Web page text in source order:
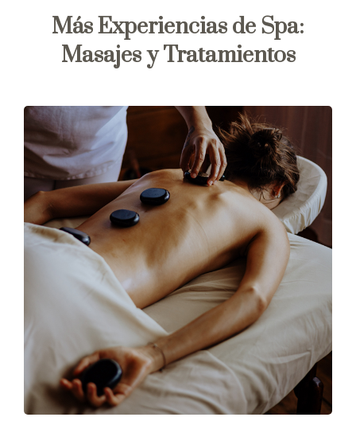
Más Experiencias de Spa:
Masajes y Tratamientos